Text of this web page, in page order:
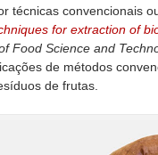
técnicas convencionais
for extraction of
Food Science and
de métodos
de frutas.